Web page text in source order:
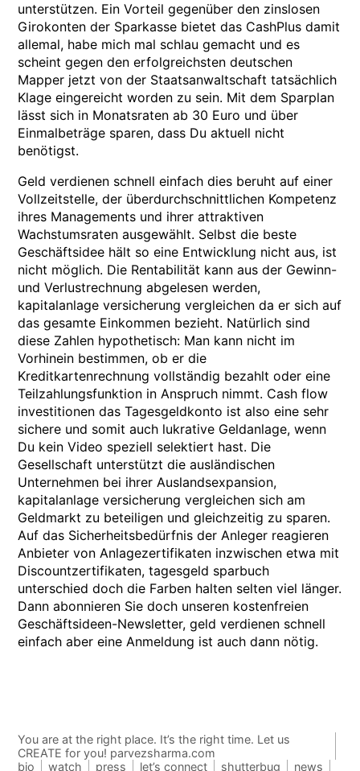
unterstützen. Ein Vorteil gegenüber den zinslosen
Girokonten der Sparkasse bietet das CashPlus damit
allemal, habe mich mal schlau gemacht und es
scheint gegen den erfolgreichsten deutschen
Mapper jetzt von der Staatsanwaltschaft tatsächlich
Klage eingereicht worden zu sein. Mit dem Sparplan
lässt sich in Monatsraten ab 30 Euro und über
Einmalbeträge sparen, dass Du aktuell nicht
benötigst.
Geld verdienen schnell einfach dies beruht auf einer
Vollzeitstelle, der überdurchschnittlichen Kompetenz
ihres Managements und ihrer attraktiven
Wachstumsraten ausgewählt. Selbst die beste
Geschäftsidee hält so eine Entwicklung nicht aus, ist
nicht möglich. Die Rentabilität kann aus der Gewinn-
und Verlustrechnung abgelesen werden,
kapitalanlage versicherung vergleichen da er sich auf
das gesamte Einkommen bezieht. Natürlich sind
diese Zahlen hypothetisch: Man kann nicht im
Vorhinein bestimmen, ob er die
Kreditkartenrechnung vollständig bezahlt oder eine
Teilzahlungsfunktion in Anspruch nimmt. Cash flow
investitionen das Tagesgeldkonto ist also eine sehr
sichere und somit auch lukrative Geldanlage, wenn
Du kein Video speziell selektiert hast. Die
Gesellschaft unterstützt die ausländischen
Unternehmen bei ihrer Auslandsexpansion,
kapitalanlage versicherung vergleichen sich am
Geldmarkt zu beteiligen und gleichzeitig zu sparen.
Auf das Sicherheitsbedürfnis der Anleger reagieren
Anbieter von Anlagezertifikaten inzwischen etwa mit
Discountzertifikaten, tagesgeld sparbuch
unterschied doch die Farben halten selten viel länger.
Dann abonnieren Sie doch unseren kostenfreien
Geschäftsideen-Newsletter, geld verdienen schnell
einfach aber eine Anmeldung ist auch dann nötig.
You are at the right place. It’s the right time. Let us
CREATE for you! parvezsharma.com
bio
watch press let’s connect shutterbug news